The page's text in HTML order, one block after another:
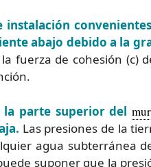
abajo debido a la
fuerza de cohesión (c)
la parte superior del
Las presiones de la
agua subterránea
suponer que la